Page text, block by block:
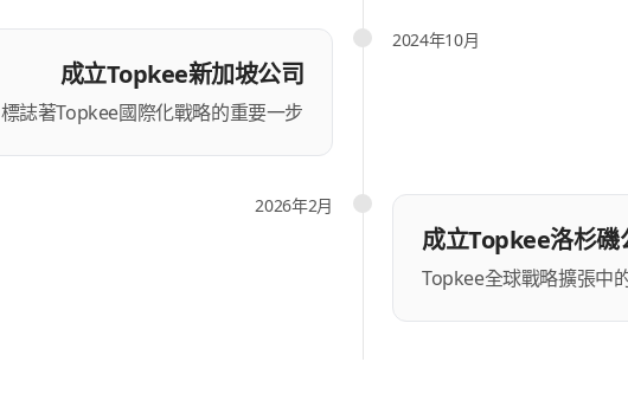
2024年10月
成立Topkee新加坡公司
標誌著Topkee國際化戰略的重要一步
2026年2月
成立Topkee洛杉磯
Topkee全球戰略擴張中